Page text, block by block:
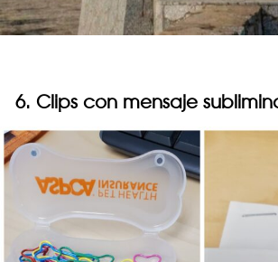
6. Clips con mensaje